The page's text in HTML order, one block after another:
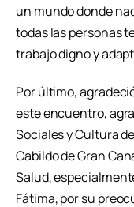
un mundo donde
todas las personas
trabajo digno y
Por último,
este encuentro,
Sociales y Cultura
Cabildo de Gran
Salud,
Fátima, por su